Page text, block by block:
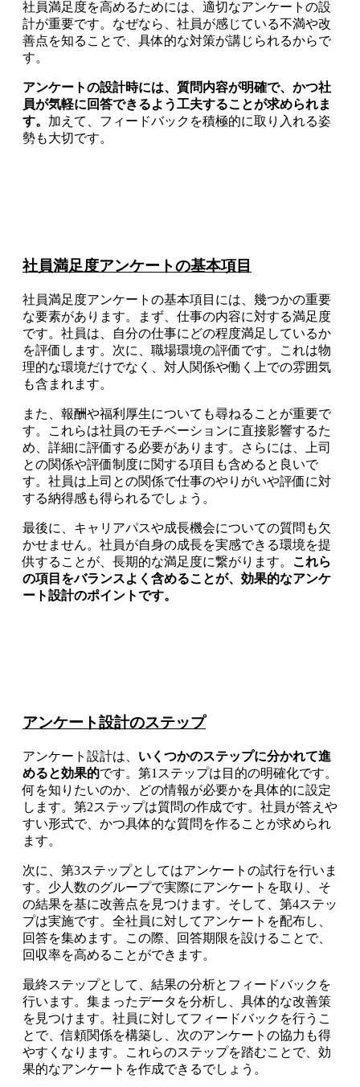
社員満足度を高めるためには、適切なアンケートの設
計が重要です。なぜなら、社員が感じている不満や改
善点を知ることで、具体的な対策が講じられるからで
す。
アンケートの設計時には、質問内容が明確で、かつ社
員が気軽に回答できるよう工夫することが求められま
す。 加えて、フィードバックを積極的に取り入れる姿
勢も大切です。
社員満足度アンケートの基本項目
社員満足度アンケートの基本項目には、幾つかの重要
な要素があります。まず、仕事の内容に対する満足度
です。社員は、自分の仕事にどの程度満足しているか
を評価します。次に、職場環境の評価です。これは物
理的な環境だけでなく、対人関係や働く上での雰囲気
も含まれます。
また、報酬や福利厚生についても尋ねることが重要で
す。これらは社員のモチベーションに直接影響するた
め、詳細に評価する必要があります。さらには、上司
との関係や評価制度に関する項目も含めると良いで
す。社員は上司との関係で仕事のやりがいや評価に対
する納得感も得られるでしょう。
最後に、キャリアパスや成長機会についての質問も欠
かせません。社員が自身の成長を実感できる環境を提
供することが、長期的な満足度に繋がります。 これら
の項目をバランスよく含めることが、効果的なアンケ
ート設計のポイントです。
アンケート設計のステップ
アンケート設計は、 いくつかのステップに分かれて進
めると効果的です。第1ステップは目的の明確化です。
何を知りたいのか、どの情報が必要かを具体的に設定
します。第2ステップは質問の作成です。社員が答えや
すい形式で、かつ具体的な質問を作ることが求められ
ます。
次に、第3ステップとしてはアンケートの試行を行いま
す。少人数のグループで実際にアンケートを取り、そ
の結果を基に改善点を見つけます。そして、第4ステッ
プは実施です。全社員に対してアンケートを配布し、
回答を集めます。この際、回答期限を設けることで、
回収率を高めることができます。
最終ステップとして、結果の分析とフィードバックを
行います。集まったデータを分析し、具体的な改善策
を見つけます。社員に対してフィードバックを行うこ
とで、信頼関係を構築し、次のアンケートの協力も得
やすくなります。これらのステップを踏むことで、効
果的なアンケートを作成できるでしょう。